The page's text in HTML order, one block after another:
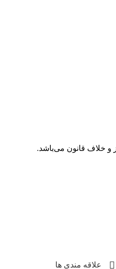
و خلاف قانون می‌باشد.
علاقه مندی ها